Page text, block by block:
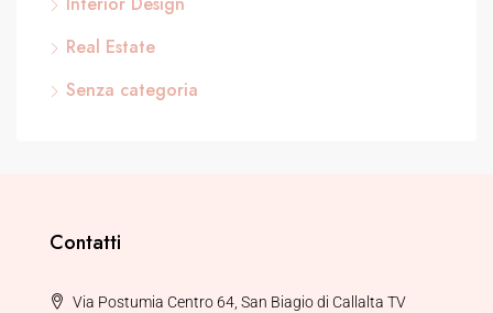
Real Estate
Senza categoria
Contatti
Via Postumia Centro 64, San Biagio di Callalta TV